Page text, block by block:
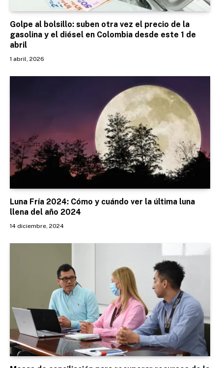
Golpe al bolsillo: suben otra vez el precio de la
gasolina y el diésel en Colombia desde este 1 de
abril
1 abril, 2026
Luna Fría 2024: Cómo y cuándo ver la última luna
llena del año 2024
14 diciembre, 2024